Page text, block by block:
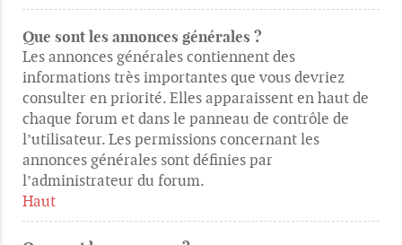
Que sont les annonces générales ?
Les annonces générales contiennent des
informations très importantes que vous devriez
consulter en priorité. Elles apparaissent en haut de
chaque forum et dans le panneau de contrôle de
l’utilisateur. Les permissions concernant les
annonces générales sont définies par
l’administrateur du forum.
Haut